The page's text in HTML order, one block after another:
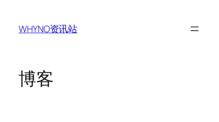
WHYNO资讯站
博客